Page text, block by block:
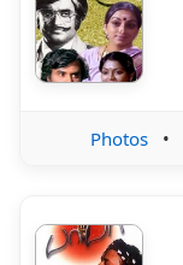
Photos •